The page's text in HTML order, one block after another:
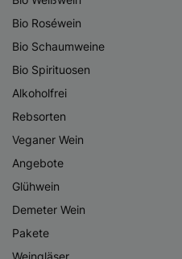
Bio Roséwein
Bio Schaumweine
Bio Spirituosen
Alkoholfrei
Rebsorten
Veganer Wein
Angebote
Glühwein
Demeter Wein
Pakete